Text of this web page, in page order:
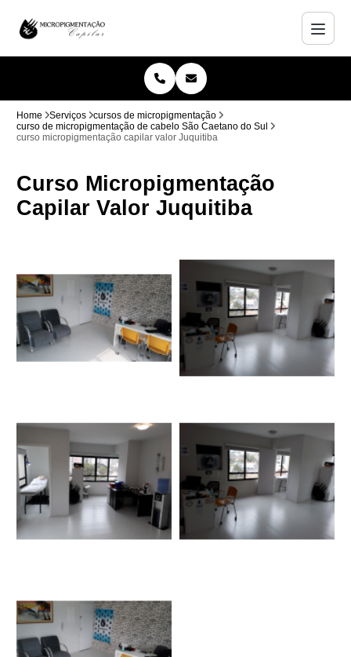
Home Serviços
cursos de micropigmentação
curso de micropigmentação de cabelo São Caetano do Sul
curso micropigmentação capilar valor Juquitiba
Curso Micropigmentação
Capilar Valor Juquitiba